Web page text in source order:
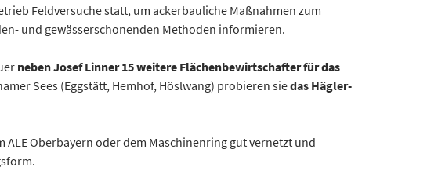
Feldversuche statt, um ackerbauliche Maßnahmen zum
und gewässerschonenden Methoden informieren.
neben Josef Linner 15 weitere Flächenbewirtschafter für das
Sees (Eggstätt, Hemhof, Höslwang) probieren siedas Hägler-
Oberbayern oder dem Maschinenring gut vernetzt und